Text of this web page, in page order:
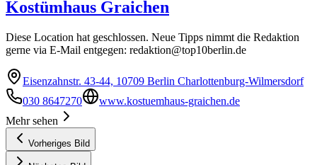
Kostümhaus Graichen
Diese Location hat geschlossen. Neue Tipps nimmt die Redaktion
gerne via E-Mail entgegen: redaktion@top10berlin.de
Eisenzahnstr. 43-44, 10709 Berlin Charlottenburg-Wilmersdorf
030 8647270
www.kostuemhaus-graichen.de
Mehr sehen
Vorheriges Bild